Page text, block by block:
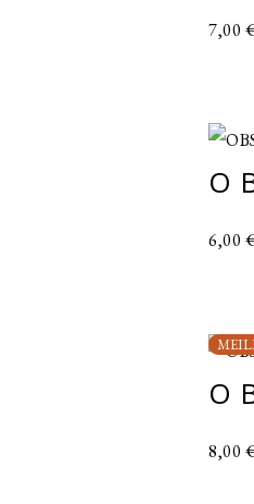
7,00
6,00
8,00